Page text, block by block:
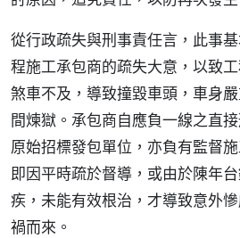
從行政疏失與刑事責任言，此事
程施工承包商的疏失大意，以致
煞車不及，導致撞毀車頭，車身
間煉獄。承包商自應負一線之直
原始招標發包單位，亦負有監督
即因平時疏於督導，或由於陳年
疾，未能有效根治，才導致意外
禍而來。